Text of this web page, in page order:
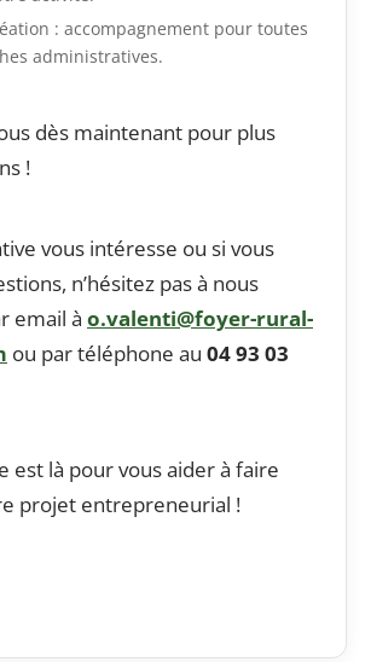
: accompagnement pour toutes
administratives.
dès maintenant pour plus
!
vous intéresse ou si vous
n’hésitez pas à nous
email à o.valenti@foyer-rural-
ou par téléphone au 04 93 03
est là pour vous aider à faire
projet entrepreneurial !